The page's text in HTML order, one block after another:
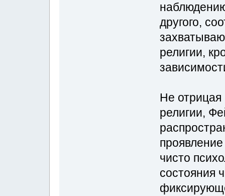
другого,
религии,
Не отрицая
религии,
чисто
состояния